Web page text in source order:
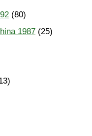
(80)
1987 (25)